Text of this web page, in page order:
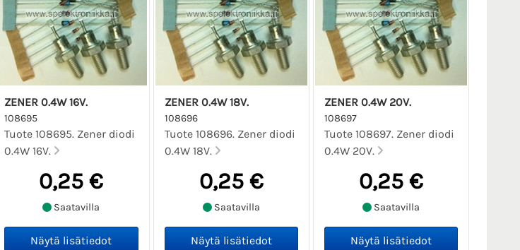
ZENER 0.4W 16V.
108695
Tuote 108695. Zener diodi
0.4W 16V.
0,25 €
Saatavilla
ZENER 0.4W 18V.
108696
Tuote 108696. Zener diodi
0.4W 18V.
0,25 €
Saatavilla
ZENER 0.4W 20V.
108697
Tuote 108697. Zener diodi
0.4W 20V.
0,25 €
Saatavilla